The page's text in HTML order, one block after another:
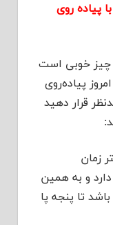
پیاده روی
چیز خوبی است
پیاده‌روی
قرار دهید
زمان
و به همین
تا پنجه پا